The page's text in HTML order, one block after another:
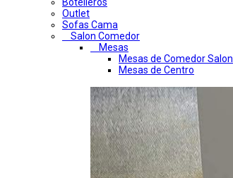
Botelleros
Outlet
Sofas Cama
Salon Comedor
Mesas
Mesas de Comedor Salon
Mesas de Centro